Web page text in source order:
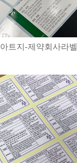
아트지-제약회사라벨